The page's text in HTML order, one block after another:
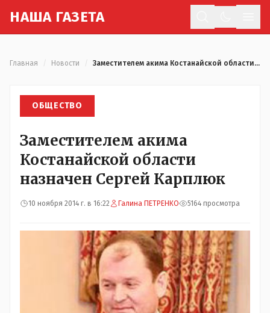
НАША ГАЗЕТА
Главная Новости Заместителем акима Костанайской области назначен Сергей Карплюк
ОБЩЕСТВО
Заместителем акима
Костанайской области
назначен Сергей Карплюк
10 ноября 2014 г. в 16:22 Галина ПЕТРЕНКО 5164 просмотра